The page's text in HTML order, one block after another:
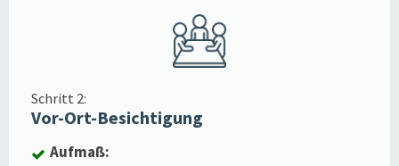
Schritt 2:
Vor-Ort-Besichtigung
Aufmaß: